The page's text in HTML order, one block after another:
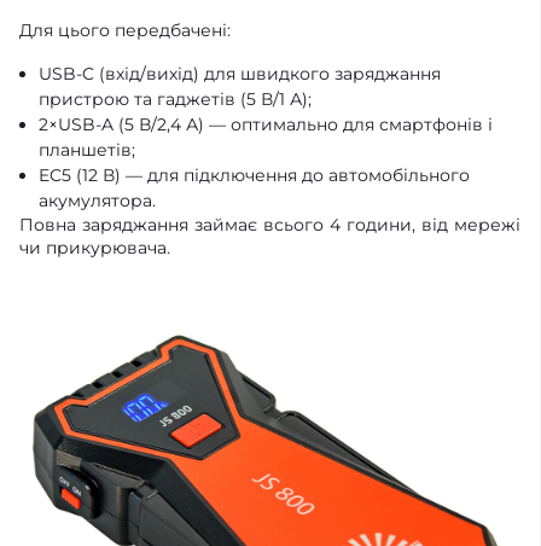
Для цього передбачені:
USB-C (вхід/вихід) для швидкого заряджання
пристрою та гаджетів (5 В/1 А);
2×USB-A (5 В/2,4 А) — оптимально для смартфонів і
планшетів;
EC5 (12 В) — для підключення до автомобільного
акумулятора.
Повна заряджання займає всього 4 години, від мережі
чи прикурювача.